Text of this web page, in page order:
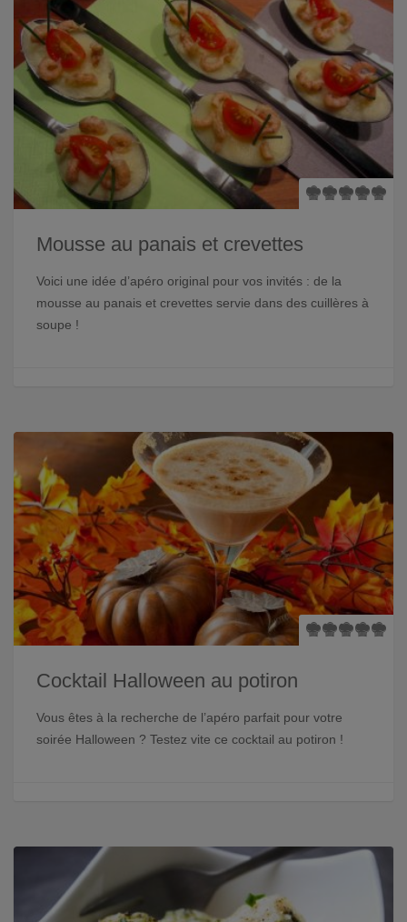
Mousse au panais et crevettes
Voici une idée d’apéro original pour vos invités : de la
mousse au panais et crevettes servie dans des cuillères à
soupe !
Cocktail Halloween au potiron
Vous êtes à la recherche de l’apéro parfait pour votre
soirée Halloween ? Testez vite ce cocktail au potiron !